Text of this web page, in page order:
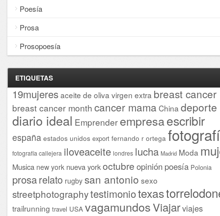
Poesía
Prosa
Prosopoesía
ETIQUETAS
19mujeresaceite de oliva virgen extra breast cancer
breast cancer month cancer mama China deporte
diario ideal Emprender empresaescribir
españa estados unidos export fernando r ortega
fotografía callejera iloveaceite londres lucha Madrid Moda
Musica new york nueva yorkoctubre opinión poesía Polonia
prosarelato rugby san antonio sexo
streetphotographytestimoniotexas
trailrunning travel USA vagamundosViajarviajes